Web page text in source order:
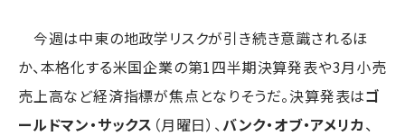
今週は中東の地政学リスクが引き続き意識されるほ
か、本格化する米国企業の第1四半期決算発表や3月小売
売上高など経済指標が焦点となりそうだ。決算発表はゴ
ールドマン・サックス （月曜日）、 バンク・オブ・アメリカ、